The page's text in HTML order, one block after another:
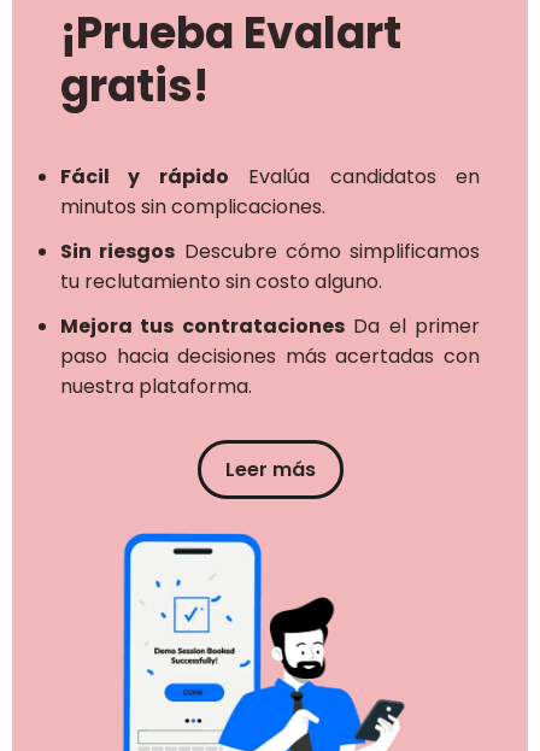
¡Prueba Evalart
gratis!
Fácil y rápido Evalúa candidatos en
minutos sin complicaciones.
Sin riesgos Descubre cómo simplificamos
tu reclutamiento sin costo alguno.
Mejora tus contratacionesDa el primer
paso hacia decisiones más acertadas con
nuestra plataforma.
Leer más